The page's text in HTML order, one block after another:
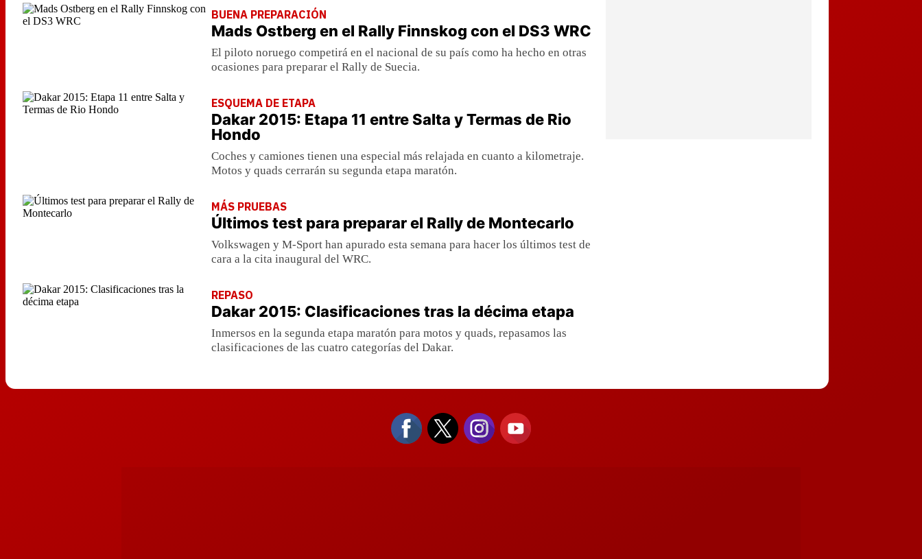
BUENA PREPARACIÓN
Mads Ostberg en el Rally Finnskog con el DS3 WRC
El piloto noruego competirá en el nacional de su país como ha hecho en otras
ocasiones para preparar el Rally de Suecia.
ESQUEMA DE ETAPA
Dakar 2015: Etapa 11 entre Salta y Termas de Rio
Hondo
Coches y camiones tienen una especial más relajada en cuanto a kilometraje.
Motos y quads cerrarán su segunda etapa maratón.
MÁS PRUEBAS
Últimos test para preparar el Rally de Montecarlo
Volkswagen y M-Sport han apurado esta semana para hacer los últimos test de
cara a la cita inaugural del WRC.
REPASO
Dakar 2015: Clasificaciones tras la décima etapa
Inmersos en la segunda etapa maratón para motos y quads, repasamos las
clasificaciones de las cuatro categorías del Dakar.